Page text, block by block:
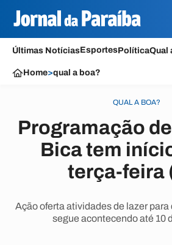
Últimas NotíciasEsportesPolíticaQual
Home>qual a boa?
QUAL A BOA?
Programação
Bica tem
terça-feira
Ação oferta atividades de lazer para
segue acontecendo até 10